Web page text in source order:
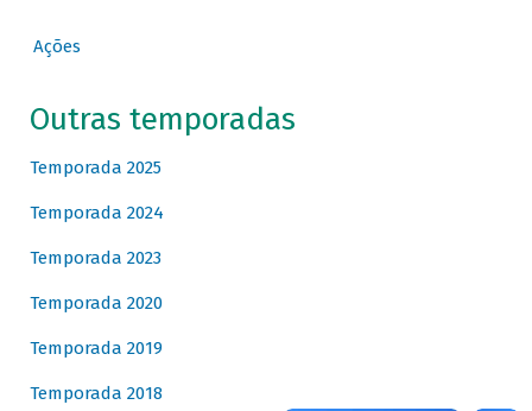
Ações
Outras temporadas
Temporada 2025
Temporada 2024
Temporada 2023
Temporada 2020
Temporada 2019
Temporada 2018